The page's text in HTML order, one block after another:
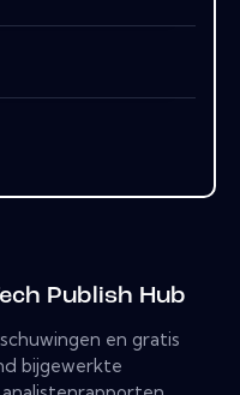
Publish Hub
en gratis
bijgewerkte